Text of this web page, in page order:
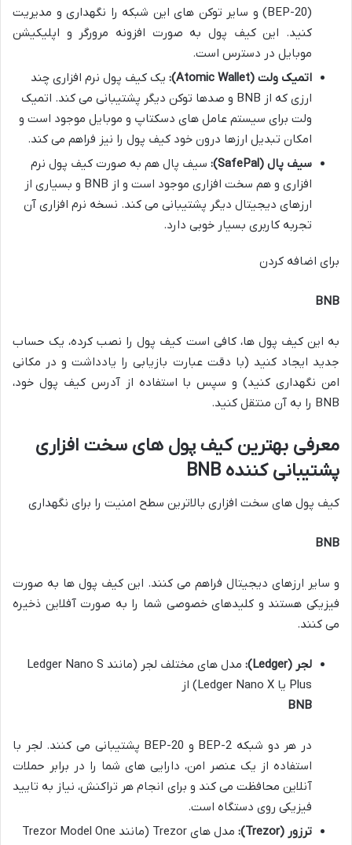
(BEP-20) و سایر توکن های این شبکه را نگهداری و مدیریت
کنید. این کیف پول به صورت افزونه مرورگر و اپلیکیشن
موبایل در دسترس است.
اتمیک ولت (Atomic Wallet):
یک کیف پول نرم افزاری چند
ارزی که از BNB و صدها توکن دیگر پشتیبانی می کند. اتمیک
ولت برای سیستم عامل های دسکتاپ و موبایل موجود است و
امکان تبدیل ارزها درون خود کیف پول را نیز فراهم می کند.
سیف پال (SafePal):
سیف پال هم به صورت کیف پول نرم
افزاری و هم سخت افزاری موجود است و از BNB و بسیاری از
ارزهای دیجیتال دیگر پشتیبانی می کند. نسخه نرم افزاری آن
تجربه کاربری بسیار خوبی دارد.
برای اضافه کردن
BNB
به این کیف پول ها، کافی است کیف پول را نصب کرده، یک حساب
جدید ایجاد کنید (با دقت عبارت بازیابی را یادداشت و در مکانی
امن نگهداری کنید) و سپس با استفاده از آدرس کیف پول خود،
BNB را به آن منتقل کنید.
معرفی بهترین کیف پول های سخت افزاری
پشتیبانی کننده BNB
کیف پول های سخت افزاری بالاترین سطح امنیت را برای نگهداری
BNB
و سایر ارزهای دیجیتال فراهم می کنند. این کیف پول ها به صورت
فیزیکی هستند و کلیدهای خصوصی شما را به صورت آفلاین ذخیره
می کنند.
لجر (Ledger):
مدل های مختلف لجر (مانند Ledger Nano S
Plus یا Ledger Nano X) از
BNB
در هر دو شبکه BEP-2 و BEP-20 پشتیبانی می کنند. لجر با
استفاده از یک عنصر امن، دارایی های شما را در برابر حملات
آنلاین محافظت می کند و برای انجام هر تراکنش، نیاز به تایید
فیزیکی روی دستگاه است.
ترزور (Trezor):
مدل های Trezor (مانند Trezor Model One